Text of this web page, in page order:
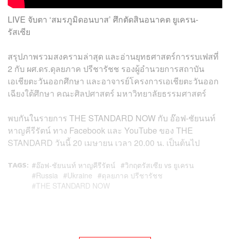
LIVE จับตา ‘สมรภูมิดอนบาส’ ศึกตัดสินอนาคต ยูเครน-
รัสเซีย
สรุปภาพรวมสงครามล่าสุด และอ่านยุทธศาสตร์การรบเฟสที่
2 กับ ผศ.ดร.ดุลยภาค ปรีชารัชช รองผู้อำนวยการสถาบัน
เอเชียตะวันออกศึกษา และอาจารย์โครงการเอเชียตะวันออก
เฉียงใต้ศึกษา คณะศิลปศาสตร์ มหาวิทยาลัยธรรมศาสตร์
พบกันในรายการ THE STANDARD NOW กับ อ๊อฟ-ชัยนนท์
หาญคีรีรัตน์ ทาง Facebook และ YouTube ของ THE
STANDARD วันนี้ 20 เมษายน เวลา 20.00 น. เป็นต้นไป
TAGS: อ๊อฟ-ชัยนนท์ หาญคีรีรัตน์
วิกฤตรัสเซีย vs ยูเครน
Russia
Ukraine
ดุลยภาค ปรีชารัชช
THE STANDARD NOW